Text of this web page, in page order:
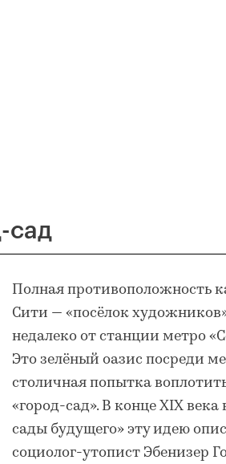
сад
Полная противоположность
Сити — «посёлок
недалеко от станции метро
Это зелёный оазис посреди
столичная попытка
«город-сад». В конце XIX века
сады будущего» эту идею
социолог-утопист Эбенизер